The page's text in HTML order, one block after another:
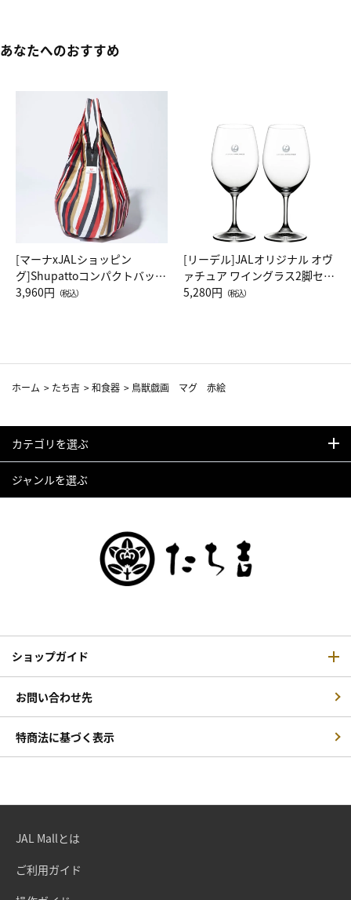
あなたへのおすすめ
[マーナxJALショッピン
グ]Shupattoコンパクトバッグ
Drop JAL客室乗務員（LC）ス
3,960円 （税込）
[リーデル]JALオリジナル オヴ
ァチュア ワイングラス2脚セッ
ト（レッドワイン）
5,280円 （税込）
ホーム > たち吉 >和食器 > 鳥獣戯画 マグ 赤絵
カテゴリを選ぶ
ジャンルを選ぶ
ショップガイド
お問い合わせ先
特商法に基づく表示
JAL Mallとは
ご利用ガイド